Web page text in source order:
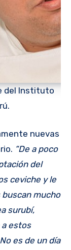
del Instituto
nuevas
“De a poco
del
ceviche y le
mucho
surubí,
a estos
es de un día